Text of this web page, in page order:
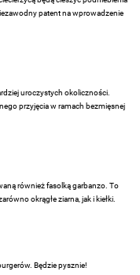
patent na wprowadzenie
uroczystych okoliczności.
przyjęcia w ramach bezmięsnej
również fasolką garbanzo. To
okrągłe ziarna, jak i kiełki.
Będzie pysznie!